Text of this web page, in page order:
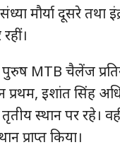
मौर्या दूसरे तथा
MTB चैलेंज
प्रथम, इशांत सिंह
स्थान पर रहे।
प्राप्त किया।